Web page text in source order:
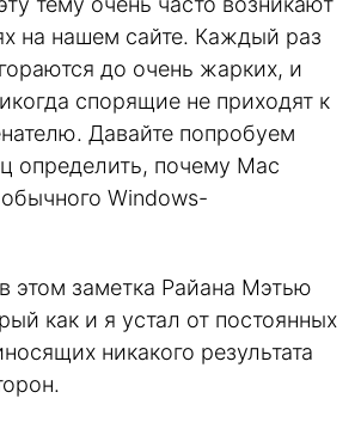
на нашем сайте. Каждый раз
до очень жарких, и
спорящие не приходят к
Давайте попробуем
определить, почему Mac
Windows-
этом заметка Райана Мэтью
как и я устал от постоянных
никакого результата